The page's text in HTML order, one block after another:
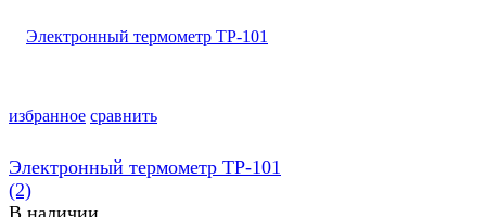
избранное сравнить
Электронный термометр TP-101
(2)
В наличии